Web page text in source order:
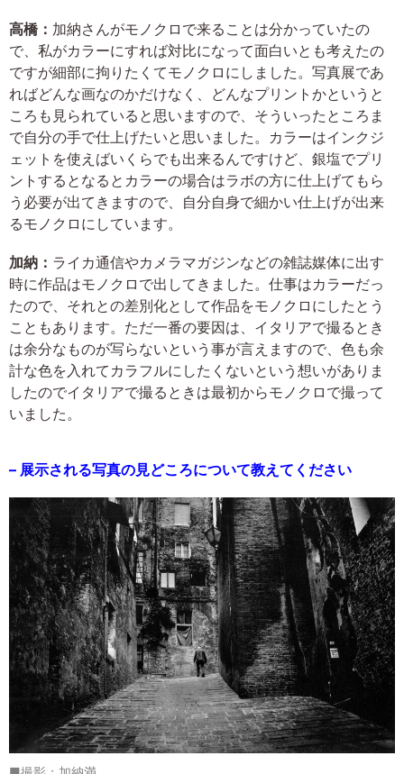
高橋： 加納さんがモノクロで来ることは分かっていたの
で、私がカラーにすれば対比になって面白いとも考えたの
ですが細部に拘りたくてモノクロにしました。写真展であ
ればどんな画なのかだけなく、どんなプリントかというと
ころも見られていると思いますので、そういったところま
で自分の手で仕上げたいと思いました。カラーはインクジ
ェットを使えばいくらでも出来るんですけど、銀塩でプリ
ントするとなるとカラーの場合はラボの方に仕上げてもら
う必要が出てきますので、自分自身で細かい仕上げが出来
るモノクロにしています。
加納： ライカ通信やカメラマガジンなどの雑誌媒体に出す
時に作品はモノクロで出してきました。仕事はカラーだっ
たので、それとの差別化として作品をモノクロにしたとう
こともあります。ただ一番の要因は、イタリアで撮るとき
は余分なものが写らないという事が言えますので、色も余
計な色を入れてカラフルにしたくないという想いがありま
したのでイタリアで撮るときは最初からモノクロで撮って
いました。
– 展示される写真の見どころについて教えてください